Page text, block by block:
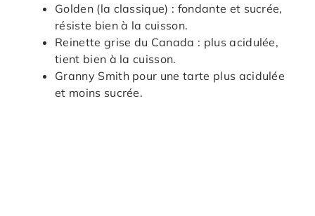
Golden (la classique) : fondante et sucrée,
résiste bien à la cuisson.
Reinette grise du Canada : plus acidulée,
tient bien à la cuisson.
Granny Smith pour une tarte plus acidulée
et moins sucrée.